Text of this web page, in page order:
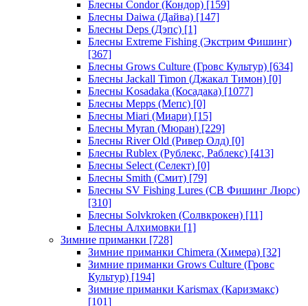
Блесны Condor (Кондор) [159]
Блесны Daiwa (Дайва) [147]
Блесны Deps (Дэпс) [1]
Блесны Extreme Fishing (Экстрим Фишинг)
[367]
Блесны Grows Culture (Гровс Культур) [634]
Блесны Jackall Timon (Джакал Тимон) [0]
Блесны Kosadaka (Косадака) [1077]
Блесны Mepps (Мепс) [0]
Блесны Miari (Миари) [15]
Блесны Myran (Мюран) [229]
Блесны River Old (Ривер Олд) [0]
Блесны Rublex (Рублекс, Раблекс) [413]
Блесны Select (Селект) [0]
Блесны Smith (Смит) [79]
Блесны SV Fishing Lures (СВ Фишинг Люрс)
[310]
Блесны Solvkroken (Солвкрокен) [11]
Блесны Алхимовки [1]
Зимние приманки [728]
Зимние приманки Chimera (Химера) [32]
Зимние приманки Grows Culture (Гровс
Культур) [194]
Зимние приманки Karismax (Каризмакс)
[101]